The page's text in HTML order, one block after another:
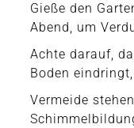
Gieße den
Abend, um
Achte darauf,
Boden
Vermeide